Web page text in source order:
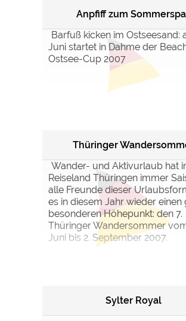
Anpfiff zum
Barfuß kicken im Ostseesand:
Juni startet in Dahme der
Ostsee-Cup 2007
Thüringer
Wander- und Aktivurlaub hat
Reiseland Thüringen immer
alle Freunde dieser
es in diesem Jahr wieder einen
besonderen Höhepunkt: den 7.
Thüringer Wandersommer
Juni bis 2. September 2007.
Sylter Royal